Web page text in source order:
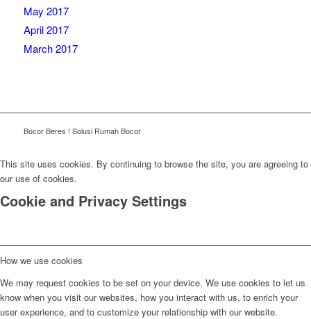
May 2017
April 2017
March 2017
Bocor Beres ! Solusi Rumah Bocor
This site uses cookies. By continuing to browse the site, you are agreeing to
our use of cookies.
Cookie and Privacy Settings
How we use cookies
We may request cookies to be set on your device. We use cookies to let us
know when you visit our websites, how you interact with us, to enrich your
user experience, and to customize your relationship with our website.